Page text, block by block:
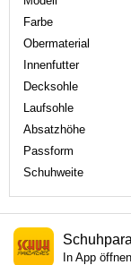
Farbe
Obermaterial
Innenfutter
Decksohle
Laufsohle
Absatzhöhe
Passform
Schuhweite
In App öffnen